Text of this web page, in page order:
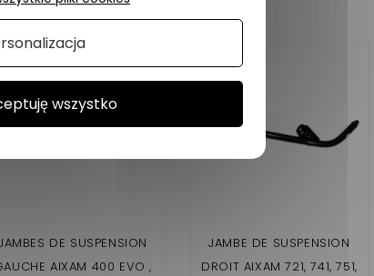
kategorii:
DE SUSPENSION
AIXAM 400 EVO ,
JAMBE DE SUSPENSION
DROIT AIXAM 721, 741, 751,
wszystko